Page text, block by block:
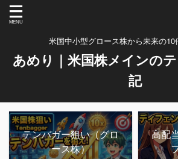
米国中小型グロース株から未来の10
あめり｜米国株メインの
記
テンバガー狙い（グロ
ース株）
高配